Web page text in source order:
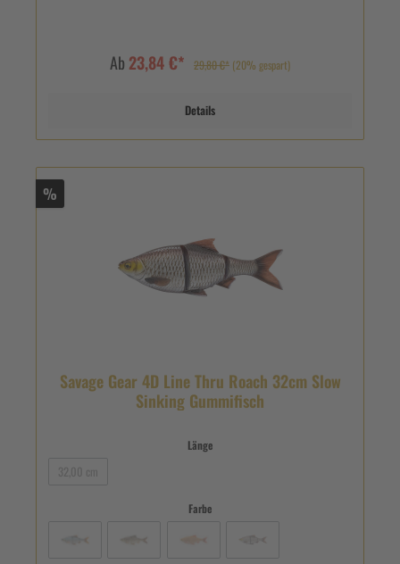
Ab 23,84 €* 29,80 €* (20% gespart)
Details
%
Savage Gear 4D Line Thru Roach 32cm Slow
Sinking Gummifisch
Länge
Farbe